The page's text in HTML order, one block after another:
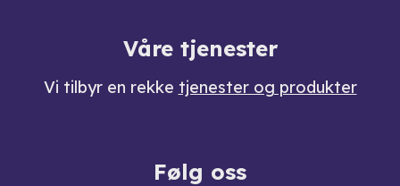
Våre tjenester
Vi tilbyr en rekke tjenester og produkter
Følg oss